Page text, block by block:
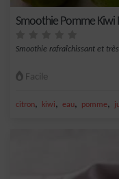
Smoothie Pomme Kiwi
Smoothie rafraîchissant et
Facile
citron, kiwi, eau, pomme,